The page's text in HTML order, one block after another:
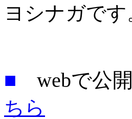
ヨシナガです
■ webで公
ちら